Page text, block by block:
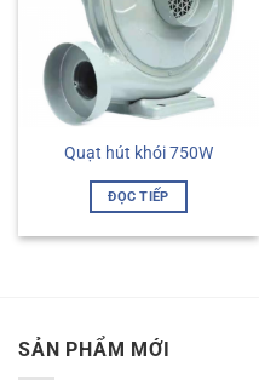
Quạt hút khói 750W
ĐỌC TIẾP
SẢN PHẨM MỚI